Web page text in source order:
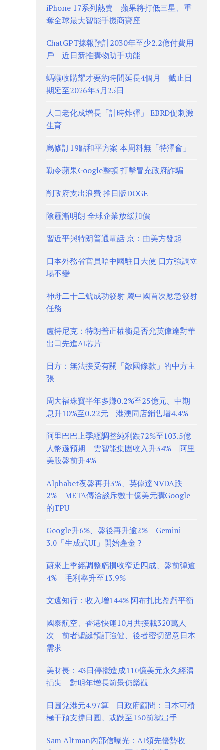
iPhone 17系列熱賣 蘋果將打低三星、重
奪全球最大智能手機商寶座
ChatGPT據報預計2030年至少2.2億付費用
戶 近日新推購物助手功能
螞蟻收購耀才要約時間延長4個月 截止日
期延至2026年3月25日
人口老化成增長「計時炸彈」 EBRD促刺激
生育
烏修訂19點和平方案 本周料無「特澤會」
勒令蘋果Google整頓 打擊冒充政府詐騙
削政府支出浪費 推日版DOGE
陰霾漸明朗 全球企業放緩加價
習近平與特朗普通電話 京：由美方發起
日本外務省官員晤中國駐日大使 日方強調立
場不變
神舟二十二號成功發射 屬中國首次應急發射
任務
盧特尼克：特朗普正權衡是否允英偉達對華
出口先進AI芯片
日方：無法接受有關「敵國條款」的中方主
張
周大福珠寶半年多賺0.2%至25億元、中期
息升10%至0.22元 港澳同店銷售增4.4%
阿里巴巴上季經調整純利跌72%至103.5億
人幣遜預期 雲智能集團收入升34% 阿里
美股盤前升4%
Alphabet夜盤再升3%、英偉達NVDA跌
2% META傳洽談斥數十億美元購Google
的TPU
Google升6%、盤後再升逾2% Gemini
3.0「生成式UI」開始產金？
蔚來上季經調整虧損收窄近四成、盤前彈逾
4% 毛利率升至13.9%
文遠知行：收入增144% 阿布扎比盈虧平衡
國泰航空、香港快運10月共接載320萬人
次 前者聖誕預訂強健、後者密切留意日本
需求
美財長：43日停擺造成110億美元永久經濟
損失 對明年增長前景仍樂觀
日圓兌港元4.97算 日政府顧問：日本可積
極干預支撐日圓、或跌至160前就出手
Sam Altman內部信曝光：AI領先優勢收